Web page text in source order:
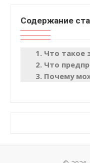
Содержание
Что такое
Что
Почему